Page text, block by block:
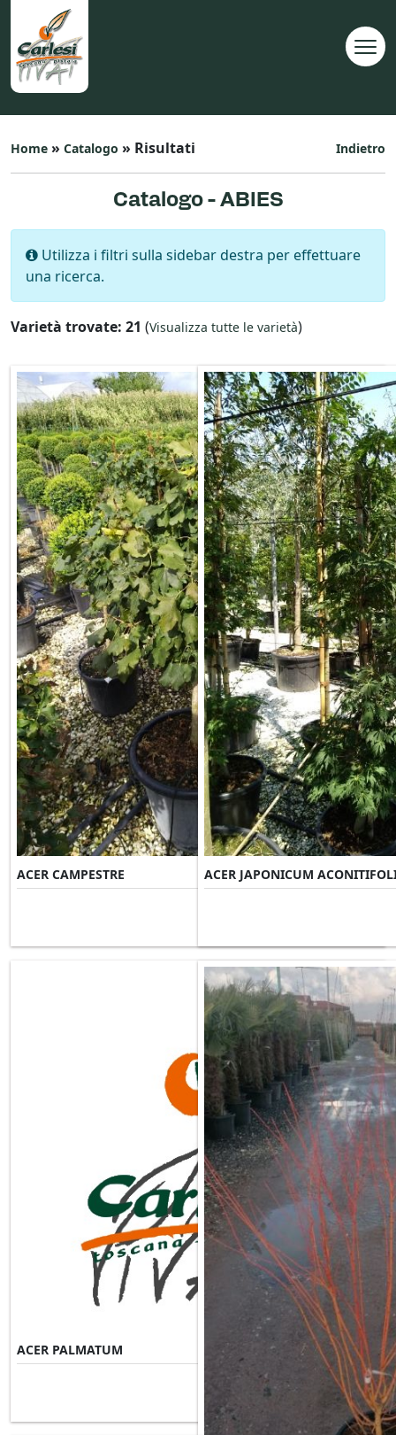
Indietro
Home » Catalogo » Risultati
Catalogo - ABIES
Utilizza i filtri sulla sidebar destra per effettuare
una ricerca.
Varietà trovate: 21 (Visualizza tutte le varietà)
ACER CAMPESTRE ACER JAPONICUM
ACER PALMATUM
Misure Disponibili ►